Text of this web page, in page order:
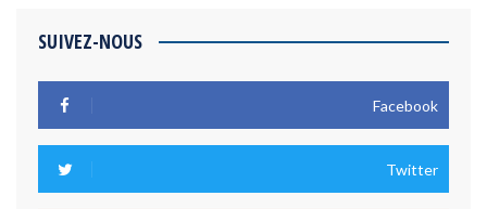
SUIVEZ-NOUS
Facebook
Twitter